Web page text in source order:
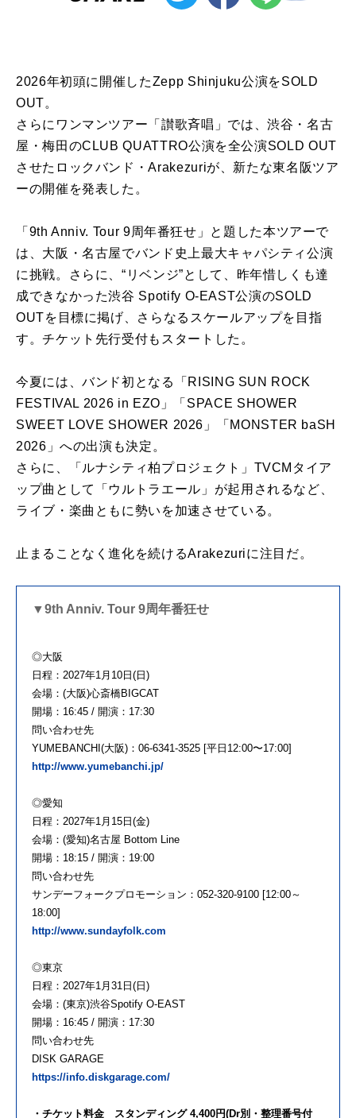
2026年初頭に開催したZepp Shinjuku公演をSOLD
OUT。
さらにワンマンツアー「讃歌斉唱」では、渋谷・名古
屋・梅田のCLUB QUATTRO公演を全公演SOLD OUT
させたロックバンド・Arakezuriが、新たな東名阪ツア
ーの開催を発表した。
「9th Anniv. Tour 9周年番狂せ」と題した本ツアーで
は、大阪・名古屋でバンド史上最大キャパシティ公演
に挑戦。さらに、“リベンジ”として、昨年惜しくも達
成できなかった渋谷 Spotify O-EAST公演のSOLD
OUTを目標に掲げ、さらなるスケールアップを目指
す。チケット先行受付もスタートした。
今夏には、バンド初となる「RISING SUN ROCK
FESTIVAL 2026 in EZO」「SPACE SHOWER
SWEET LOVE SHOWER 2026」「MONSTER baSH
2026」への出演も決定。
さらに、「ルナシティ柏プロジェクト」TVCMタイア
ップ曲として「ウルトラエール」が起用されるなど、
ライブ・楽曲ともに勢いを加速させている。
止まることなく進化を続けるArakezuriに注目だ。
▼9th Anniv. Tour 9周年番狂せ
◎大阪
日程：2027年1月10日(日)
会場：(大阪)心斎橋BIGCAT
開場：16:45 / 開演：17:30
問い合わせ先
YUMEBANCHI(大阪)：06-6341-3525 [平日12:00〜17:00]
http://www.yumebanchi.jp/
◎愛知
日程：2027年1月15日(金)
会場：(愛知)名古屋 Bottom Line
開場：18:15 / 開演：19:00
問い合わせ先
サンデーフォークプロモーション：052-320-9100 [12:00～
18:00]
http://www.sundayfolk.com
◎東京
日程：2027年1月31日(日)
会場：(東京)渋谷Spotify O-EAST
開場：16:45 / 開演：17:30
問い合わせ先
DISK GARAGE
https://info.diskgarage.com/
・チケット料金 スタンディング 4,400円(Dr別・整理番号付